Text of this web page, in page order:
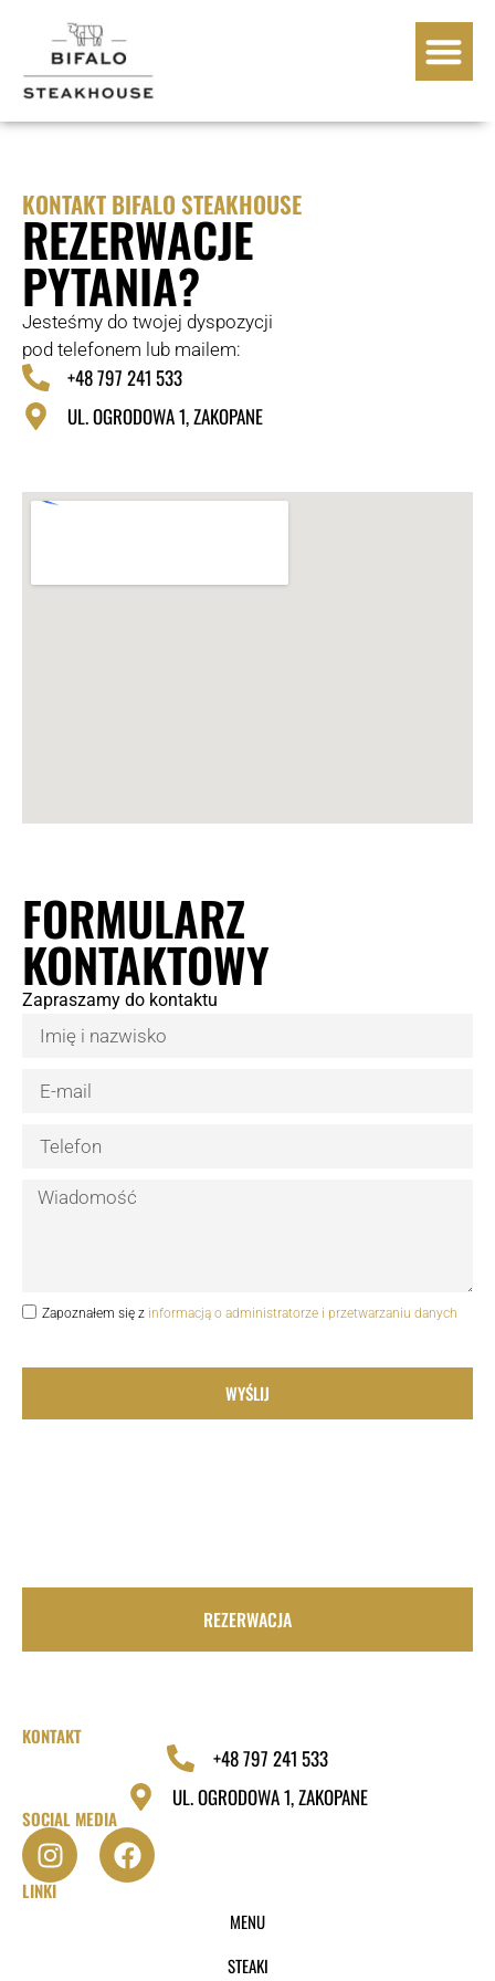
KONTAKT BIFALO STEAKHOUSE
REZERWACJE
PYTANIA?
Jesteśmy do twojej dyspozycji
pod telefonem lub mailem:
+48 797 241 533
UL. OGRODOWA 1, ZAKOPANE
FORMULARZ
KONTAKTOWY
Zapraszamy do kontaktu
Zapoznałem się z informacją o administratorze i przetwarzaniu danych
WYŚLIJ
REZERWACJA
KONTAKT
+48 797 241 533
UL. OGRODOWA 1, ZAKOPANE
SOCIAL MEDIA
LINKI
MENU
STEAKI